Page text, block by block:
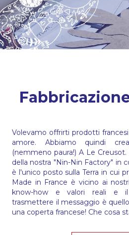
Volevamo offrirti prodotti
amore. Abbiamo quindi
(nemmeno paura!) A Le
della nostra "Nin-Nin Factory" in
è l'unico posto sulla Terra in cui
Made in France è vicino ai
know-how e valori reali e
trasmettere il messaggio è
una coperta francese! Che cosa